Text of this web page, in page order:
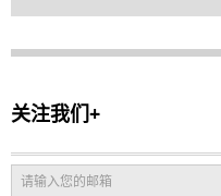
关注我们+